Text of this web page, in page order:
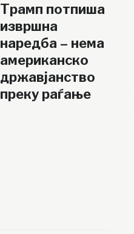
Трамп потпиша
извршна
наредба – нема
американско
државјанство
преку раѓање